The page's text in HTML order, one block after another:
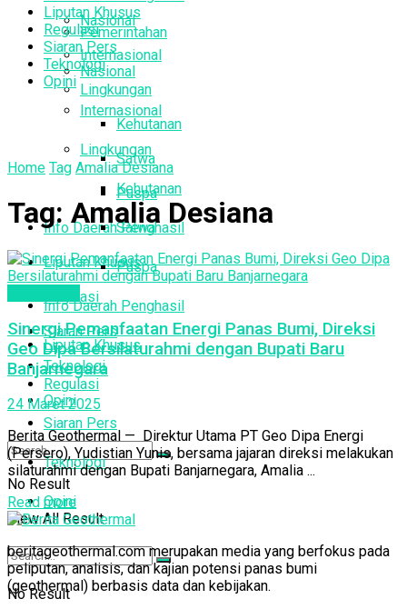
Nasional
Internasional
Lingkungan
Kehutanan
Satwa
Puspa
Info Daerah Penghasil
Liputan Khusus
Regulasi
Siaran Pers
Teknologi
Opini
No Result
View All Result
Pemerintahan
Nasional
Internasional
Lingkungan
Kehutanan
Satwa
Puspa
Info Daerah Penghasil
Liputan Khusus
Regulasi
Siaran Pers
Teknologi
Opini
No Result
Liputan Khusus
Regulasi
Siaran Pers
Teknologi
Opini
Home Tag Amalia Desiana
Tag: Amalia Desiana
Sinergi Pemanfaatan Energi Panas Bumi, Direksi
Geo Dipa Bersilaturahmi dengan Bupati Baru
Banjarnegara
24 Maret 2025
Berita Geothermal — Direktur Utama PT Geo Dipa Energi
(Persero), Yudistian Yunis, bersama jajaran direksi melakukan
silaturahmi dengan Bupati Banjarnegara, Amalia ...
Read more
beritageothermal.com merupakan media yang berfokus pada
peliputan, analisis, dan kajian potensi panas bumi
(geothermal) berbasis data dan kebijakan.